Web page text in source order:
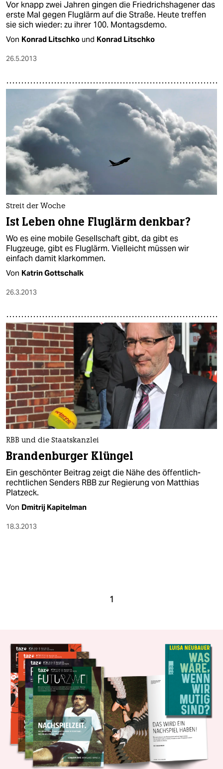
Vor knapp zwei Jahren gingen die Friedrichshagener das
erste Mal gegen Fluglärm auf die Straße. Heute treffen
sie sich wieder: zu ihrer 100. Montagsdemo.
Von Konrad Litschko und Konrad Litschko
26.5.2013
Streit der Woche
Ist Leben ohne Fluglärm denkbar?
Wo es eine mobile Gesellschaft gibt, da gibt es
Flugzeuge, gibt es Fluglärm. Vielleicht müssen wir
einfach damit klarkommen.
Von Katrin Gottschalk
26.3.2013
RBB und die Staatskanzlei
Brandenburger Klüngel
Ein geschönter Beitrag zeigt die Nähe des öffentlich-
rechtlichen Senders RBB zur Regierung von Matthias
Platzeck.
Von Dmitrij Kapitelman
18.3.2013
1